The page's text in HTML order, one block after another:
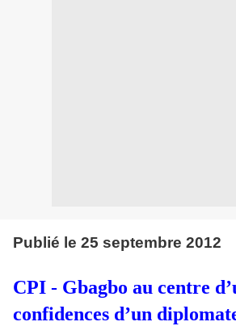
Publié le 25 septembre 2012
CPI - Gbagbo au centre
confidences d’un